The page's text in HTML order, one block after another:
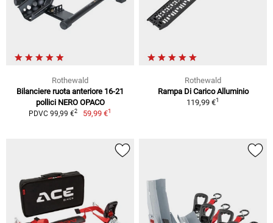
Rothewald
Bilanciere ruota anteriore 16-21
pollici NERO OPACO
PDVC 99,99 €2 59,99 €1
Rothewald
Rampa Di Carico Alluminio
119,99 €1